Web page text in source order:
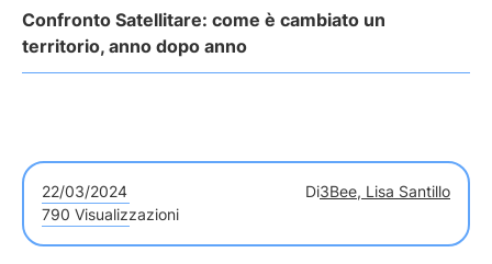
Confronto Satellitare: come è cambiato un
territorio, anno dopo anno
22/03/2024 Di3Bee, Lisa Santillo
790 Visualizzazioni